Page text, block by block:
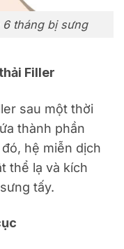
6 tháng bị sưng
Filler
sau một thời
thành phần
hệ miễn dịch
thể lạ và kích
tấy.